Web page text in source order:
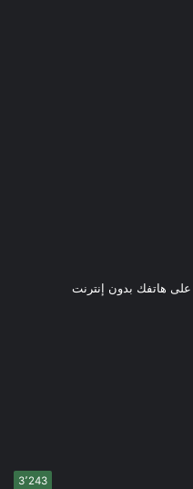
هاتفك بدون إنترنت
3٬243